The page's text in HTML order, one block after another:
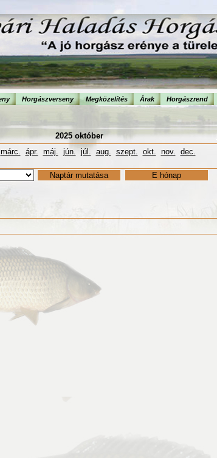
Horgászverseny Megközelítés Árak Horgászrend
2025 október
márc. ápr. máj. jún. júl. aug. szept. okt. nov. dec.